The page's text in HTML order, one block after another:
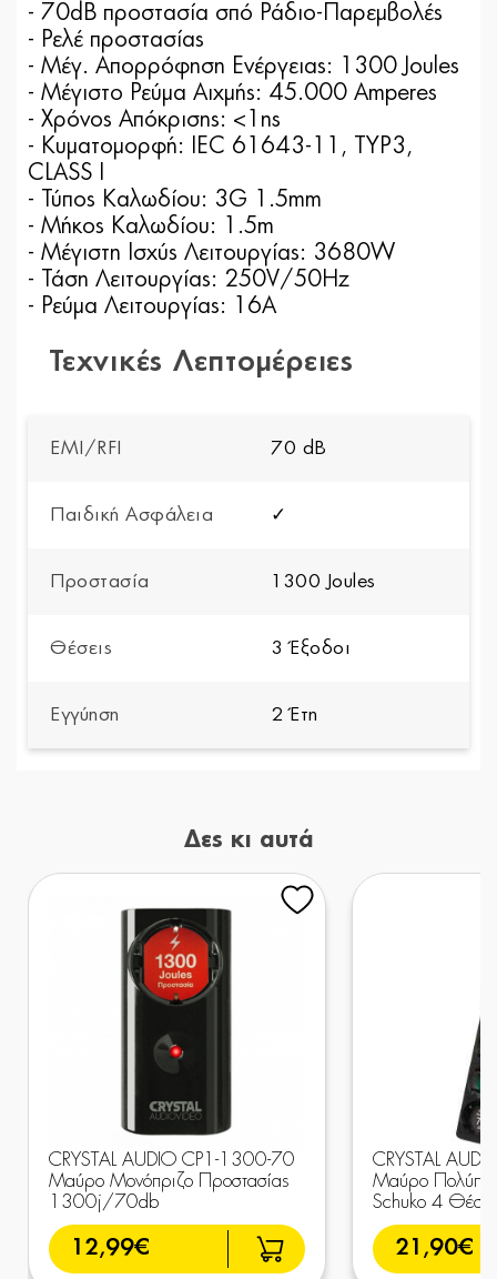
- 70dB προστασία σπό Ράδιο-Παρεμβολές
- Ρελέ προστασίας
- Μέγ. Απορρόφηση Ενέργειας: 1300 Joules
- Μέγιστο Ρεύμα Αιχμής: 45.000 Amperes
- Χρόνος Απόκρισης: <1ns
- Κυματομορφή: IEC 61643-11, TYP3,
CLASS I
- Τύπος Καλωδίου: 3G 1.5mm
- Μήκος Καλωδίου: 1.5m
- Μέγιστη Ισχύς Λειτουργίας: 3680W
- Τάση Λειτουργίας: 250V/50Hz
- Ρεύμα Λειτουργίας: 16A
Τεχνικές Λεπτομέρειες
EMI/RFI 70 dB
Παιδική Ασφάλεια ✓
Προστασία 1300 Joules
Θέσεις 3 Έξοδοι
Εγγύηση 2 Έτη
Δες κι αυτά
CRYSTAL AUDIO CP1-1300-70
Μαύρο Μονόπριζο Προστασίας
1300j/70db
12,99€
CRYSTAL
Μαύρο
Schuko 4
21,90€